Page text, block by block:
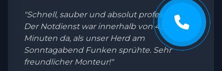
"Schnell, sauber und absolut professionell.
Der Notdienst war innerhalb von 45
Minuten da, als unser Herd am
Sonntagabend Funken sprühte. Sehr
freundlicher Monteur!"